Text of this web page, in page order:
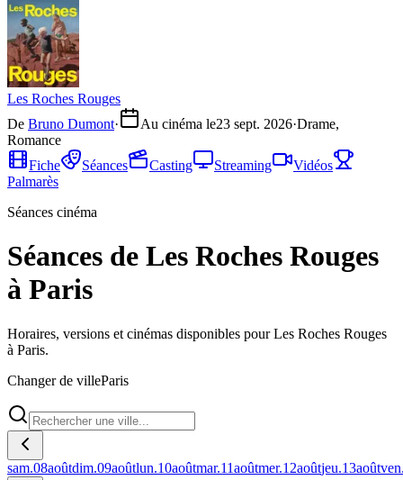
Les Roches Rouges
De Bruno Dumont· Au cinéma le23 sept. 2026·Drame,
Romance
Fiche
Séances Casting Streaming
Vidéos
Palmarès
Séances cinéma
Séances de Les Roches Rouges
à Paris
Horaires, versions et cinémas disponibles pour Les Roches Rouges
à Paris.
Changer de villeParis
sam.08aoûtdim.09aoûtlun.10aoûtmar.11aoûtmer.12aoûtjeu.13août